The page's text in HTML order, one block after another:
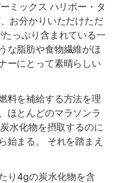
ミックス ハリボー・タ
お分かりいただけただ
っぷり含まれている一
な脂肪や食物繊維がほ
ーにとって素晴らしい
料を補給する方法を理
ほとんどのマラソンラ
水化物を摂取するのに
始まる。 それを踏まえ
り4gの炭水化物を含